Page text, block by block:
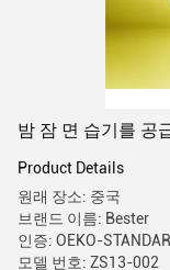
밤 잠 면 습기를 공
Product Details
원래 장소: 중국
브랜드 이름: Bester
인증: OEKO-
모델 번호: ZS13-002